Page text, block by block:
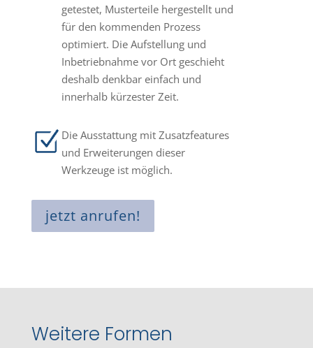
getestet, Musterteile hergestellt und
für den kommenden Prozess
optimiert. Die Aufstellung und
Inbetriebnahme vor Ort geschieht
deshalb denkbar einfach und
innerhalb kürzester Zeit.
Die Ausstattung mit Zusatzfeatures
und Erweiterungen dieser
Werkzeuge ist möglich.
jetzt anrufen!
Weitere Formen